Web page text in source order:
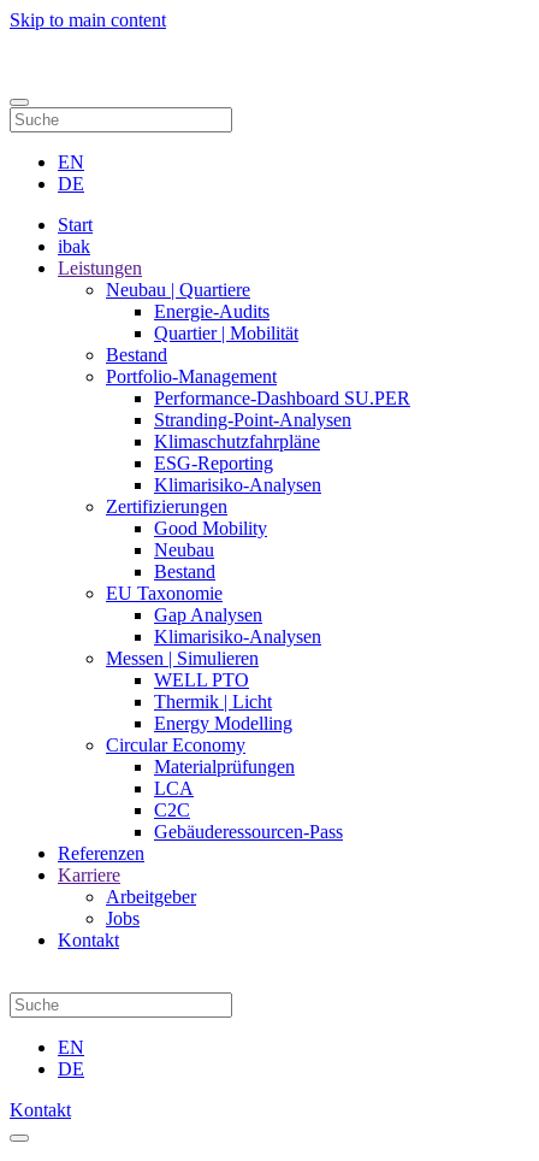
Skip to main content
EN
DE
Start
ibak
Leistungen
Neubau | Quartiere
Energie-Audits
Quartier | Mobilität
Bestand
Portfolio-Management
Performance-Dashboard SU.PER
Stranding-Point-Analysen
Klimaschutzfahrpläne
ESG-Reporting
Klimarisiko-Analysen
Zertifizierungen
Good Mobility
Neubau
Bestand
EU Taxonomie
Gap Analysen
Klimarisiko-Analysen
Messen | Simulieren
WELL PTO
Thermik | Licht
Energy Modelling
Circular Economy
Materialprüfungen
LCA
C2C
Gebäuderessourcen-Pass
Referenzen
Karriere
Arbeitgeber
Jobs
Kontakt
EN
DE
Kontakt